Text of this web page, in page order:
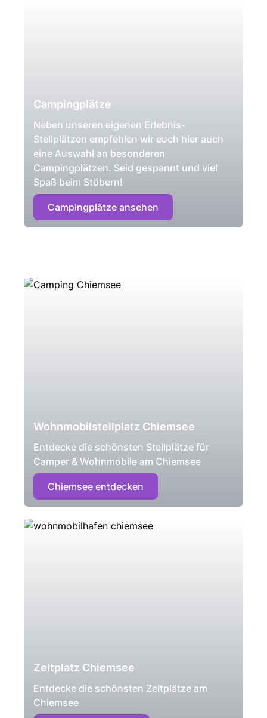
Campingplätze
Neben unseren eigenen Erlebnis-
Stellplätzen empfehlen wir euch hier auch
eine Auswahl an besonderen
Campingplätzen. Seid gespannt und viel
Spaß beim Stöbern!
Campingplätze ansehen
Wohnmobilstellplatz Chiemsee
Entdecke die schönsten Stellplätze für
Camper & Wohnmobile am Chiemsee
Chiemsee entdecken
Zeltplatz Chiemsee
Entdecke die schönsten Zeltplätze am
Chiemsee